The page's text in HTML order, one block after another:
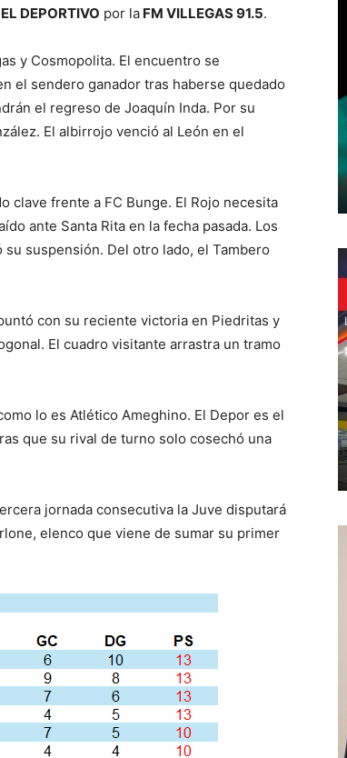
EL DEPORTIVO por la FM VILLEGAS 91.5.
y Cosmopolita. El encuentro se
el sendero ganador tras haberse quedado
el regreso de Joaquín Inda. Por su
El albirrojo venció al León en el
clave frente a FC Bunge. El Rojo necesita
ante Santa Rita en la fecha pasada. Los
suspensión. Del otro lado, el Tambero
con su reciente victoria en Piedritas y
El cuadro visitante arrastra un tramo
lo es Atlético Ameghino. El Depor es el
que su rival de turno solo cosechó una
jornada consecutiva la Juve disputará
elenco que viene de sumar su primer